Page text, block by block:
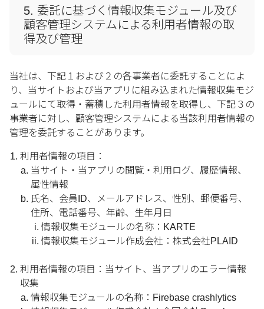
5. 委託に基づく情報収集モジュール及び
顧客管理システムによる利用者情報の取
得及び管理
当社は、下記１および２の各事業者に委託することによ
り、当サイトおよび当アプリに組み込まれた情報収集モジ
ュールにて取得・蓄積した利用者情報を取得し、下記３の
事業者に対し、顧客管理システムによる当該利用者情報の
管理を委託することがあります。
利用者情報の項目：
当サイト・当アプリの閲覧・利用ログ、履歴情報、
属性情報
氏名、会員ID、メールアドレス、性別、郵便番号、
住所、電話番号、年齢、生年月日
情報収集モジュールの名称：KARTE
情報収集モジュール作成会社：株式会社PLAID
利用者情報の項目：当サイト、当アプリのエラー情報
収集
情報収集モジュールの名称：Firebase crashlytics